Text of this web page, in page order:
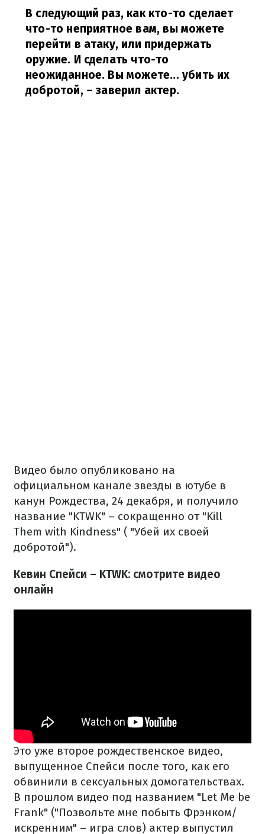
В следующий раз, как кто-то сделает
что-то неприятное вам, вы можете
перейти в атаку, или придержать
оружие. И сделать что-то
неожиданное. Вы можете... убить их
добротой, – заверил актер.
Видео было опубликовано на
официальном канале звезды в ютубе в
канун Рождества, 24 декабря, и получило
название "KTWK" – сокращенно от "Kill
Them with Kindness" ( "Убей их своей
добротой").
Кевин Спейси – KTWK: смотрите видео
онлайн
Это уже второе рождественское видео,
выпущенное Спейси после того, как его
обвинили в сексуальных домогательствах.
В прошлом видео под названием "Let Me be
Frank" ("Позвольте мне побыть Фрэнком/
искренним" – игра слов) актер выпустил